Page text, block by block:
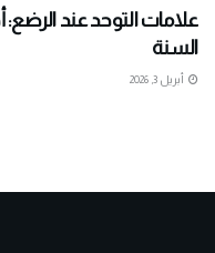
علامات التوحد عند
السنة
أبريل 3, 2026